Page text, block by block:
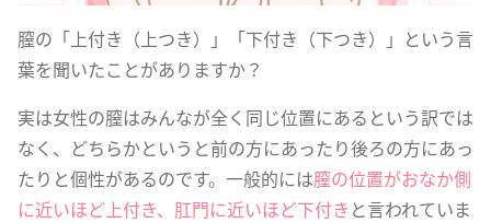
膣の「上付き（上つき）」「下付き（下つき）」という言
葉を聞いたことがありますか？
実は女性の膣はみんなが全く同じ位置にあるという訳では
なく、どちらかというと前の方にあったり後ろの方にあっ
たりと個性があるのです。一般的には膣の位置がおなか側
に近いほど上付き、肛門に近いほど下付き と言われていま